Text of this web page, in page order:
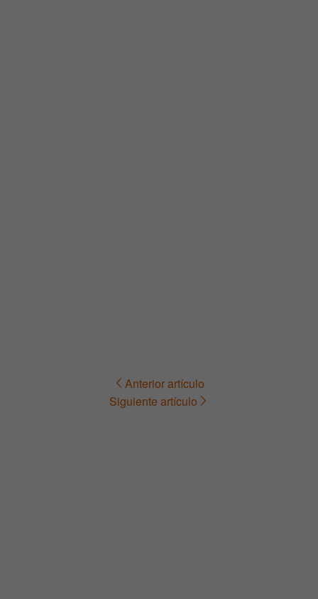
Navegación Anterior artículo
Siguiente artículo